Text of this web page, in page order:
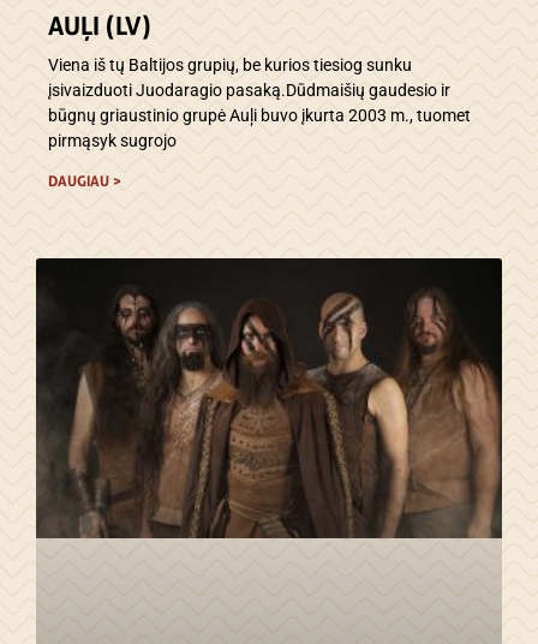
AUĻI (LV)
Viena iš tų Baltijos grupių, be kurios tiesiog sunku
įsivaizduoti Juodaragio pasaką.Dūdmaišių gaudesio ir
būgnų griaustinio grupė Auļi buvo įkurta 2003 m., tuomet
pirmąsyk sugrojo
DAUGIAU >